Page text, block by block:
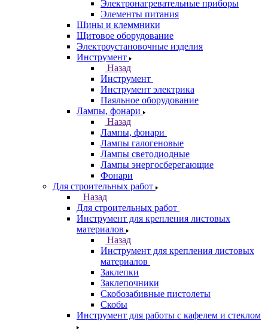
Электронагревательные приборы
Элементы питания
Шины и клеммники
Щитовое оборудование
Электроустановочные изделия
Инструмент
Назад
Инструмент
Инструмент электрика
Паяльное оборудование
Лампы, фонари
Назад
Лампы, фонари
Лампы галогеновые
Лампы светодиодные
Лампы энергосберегающие
Фонари
Для строительных работ
Назад
Для строительных работ
Инструмент для крепления листовых
материалов
Назад
Инструмент для крепления листовых
материалов
Заклепки
Заклепочники
Скобозабивные пистолеты
Скобы
Инструмент для работы с кафелем и стеклом